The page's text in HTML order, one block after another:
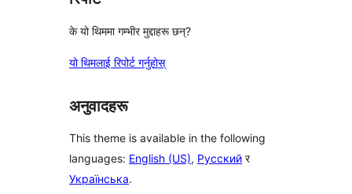
के यो थिममा गम्भीर मुद्दाहरू छन्?
यो थिमलाई रिपोर्ट गर्नुहोस्
अनुवादहरू
This theme is available in the following
languages: English (US), Русский र
Українська.